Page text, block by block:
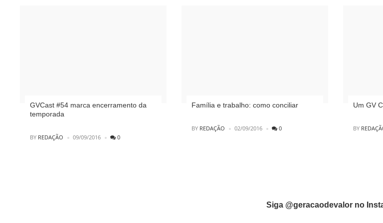
GVCast #54 marca encerramento da
temporada
POSTED
BY REDAÇÃO 09/09/2016 0
Família e trabalho: como conciliar
POSTED
BY REDAÇÃO 02/09/2016 0
Um GV
POSTED
BY
Instagram did not return a 200.
Siga @geracaodevalor no